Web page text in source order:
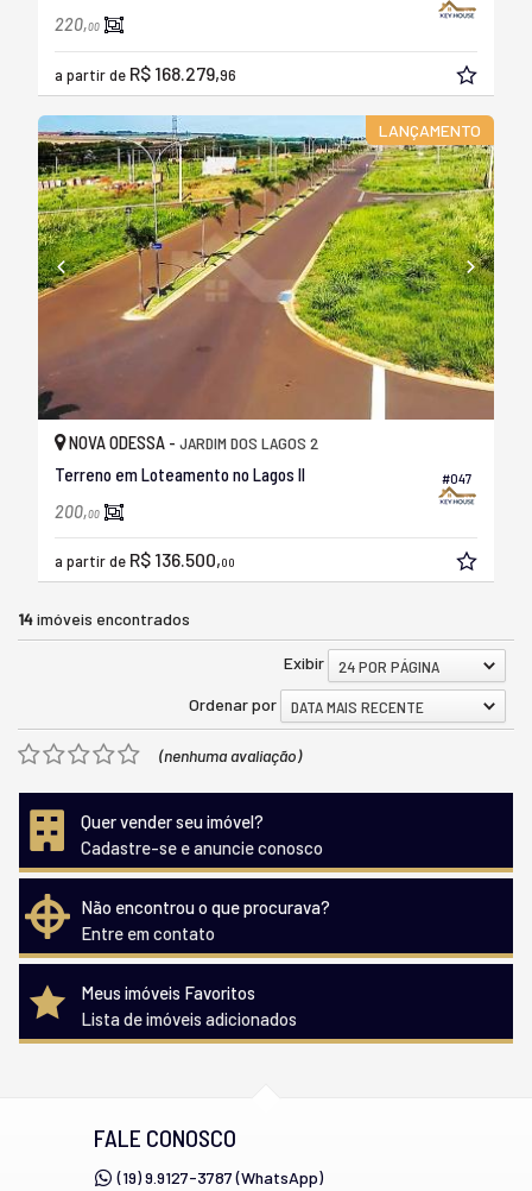
220,00
a partir de R$ 168.279,96
LANÇAMENTO
#047
NOVA ODESSA - JARDIM DOS LAGOS 2
Terreno em Loteamento no Lagos II
200,00
a partir de R$ 136.500,00
14imóveis encontrados
Exibir
24 POR PÁGINA
Ordenar por
DATA MAIS RECENTE
(nenhuma avaliação)
Quer vender seu imóvel?
Cadastre-se e anuncie conosco
Não encontrou o que procurava?
Entre em contato
Meus imóveis Favoritos
Lista de imóveis adicionados
FALE CONOSCO
(19) 9.9127-3787 (WhatsApp)